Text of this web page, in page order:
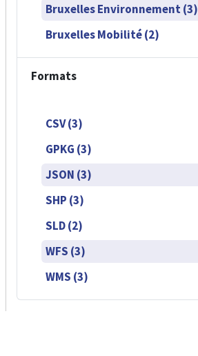
Bruxelles Environnement (3)
Bruxelles Mobilité (2)
Formats
CSV (3)
GPKG (3)
JSON (3)
SHP (3)
SLD (2)
WFS (3)
WMS (3)